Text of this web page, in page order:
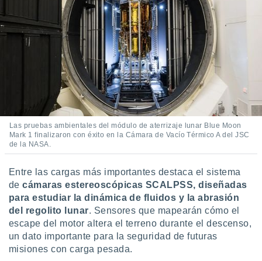
Las pruebas ambientales del módulo de aterrizaje lunar Blue Moon
Mark 1 finalizaron con éxito en la Cámara de Vacío Térmico A del JSC
de la NASA.
Entre las cargas más importantes destaca el sistema
decámaras estereoscópicas SCALPSS, diseñadas
para estudiar la dinámica de fluidos y la abrasión
del regolito lunar. Sensores que mapearán cómo el
escape del motor altera el terreno durante el descenso,
un dato importante para la seguridad de futuras
misiones con carga pesada.